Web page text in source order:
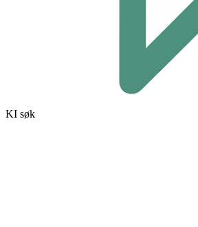
KI søk